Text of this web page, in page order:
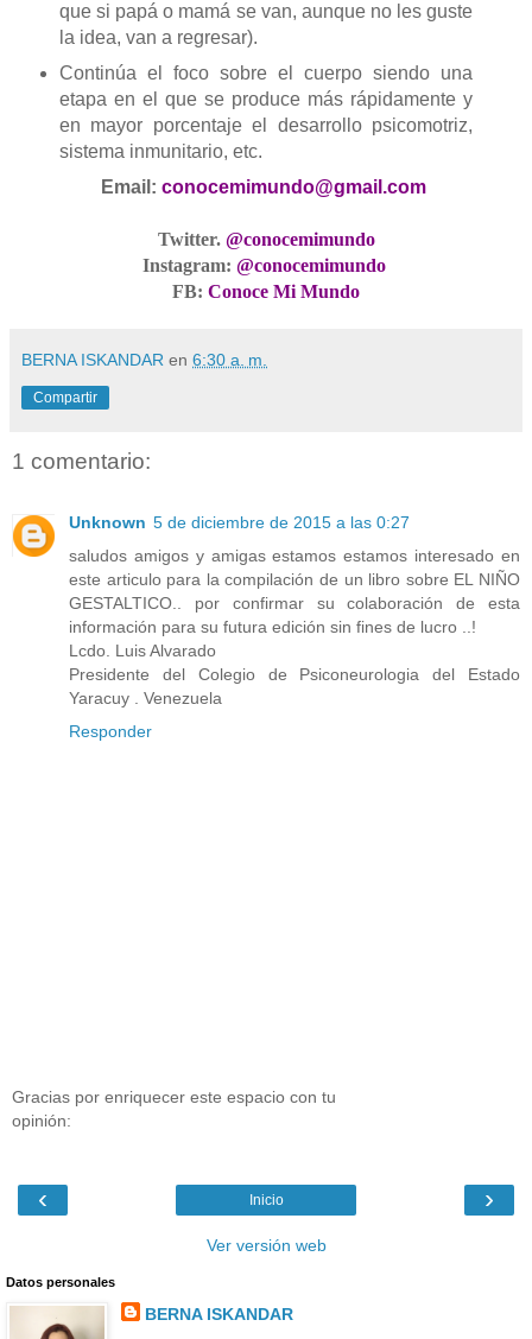
que si papá o mamá se van, aunque no les guste
la idea, van a regresar).
Continúa el foco sobre el cuerpo siendo una
etapa en el que se produce más rápidamente y
en mayor porcentaje el desarrollo psicomotriz,
sistema inmunitario, etc.
Email: conocemimundo@gmail.com
Twitter. @conocemimundo
Instagram: @conocemimundo
FB: Conoce Mi Mundo
BERNA ISKANDAR en 6:30 a. m.
Compartir
1 comentario:
Unknown 5 de diciembre de 2015 a las 0:27
saludos amigos y amigas estamos estamos interesado en
este articulo para la compilación de un libro sobre EL NIÑO
GESTALTICO.. por confirmar su colaboración de esta
información para su futura edición sin fines de lucro ..!
Lcdo. Luis Alvarado
Presidente del Colegio de Psiconeurologia del Estado
Yaracuy . Venezuela
Responder
Gracias por enriquecer este espacio con tu
opinión:
‹ ›
Inicio
Ver versión web
Datos personales
BERNA ISKANDAR